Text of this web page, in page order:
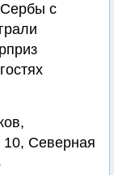
Сербы с
Северная